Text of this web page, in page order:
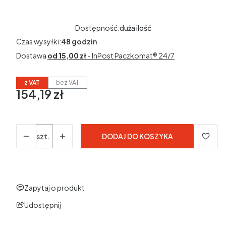
Dostępność:duża ilość
Czas wysyłki:48 godzin
Dostawa od 15,00 zł- InPost Paczkomat® 24/7
z VAT bez VAT
Cena
154,19 zł
w tym 23% VAT
23%
szt.
DODAJ DO KOSZYKA
Zapytaj o produkt
Udostępnij